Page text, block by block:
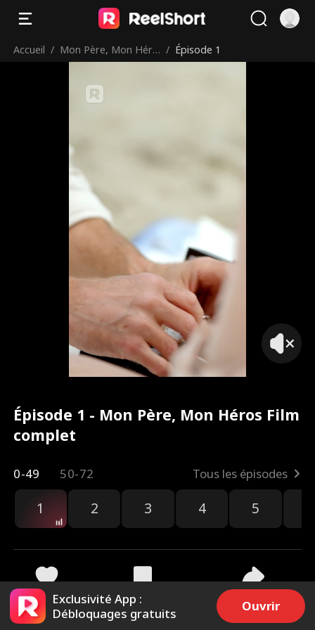
Accueil / Mon Père, Mon Héro / Épisode 1
Épisode 1 - Mon Père, Mon Héros Film
complet
0-49 50-72 Tous les épisodes
1 2 3 4 5
657 4.3k Partager
Exclusivité App :
Débloquages gratuits
Ouvrir